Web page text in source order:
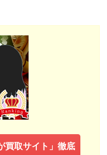
買取サイト」徹底